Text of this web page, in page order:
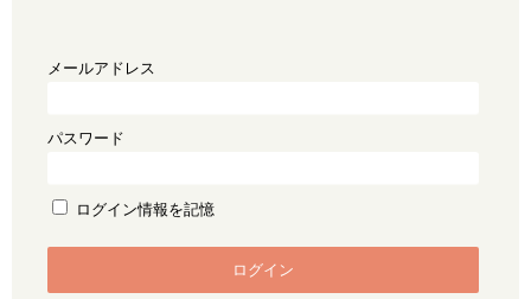
メールアドレス
パスワード
ログイン情報を記憶